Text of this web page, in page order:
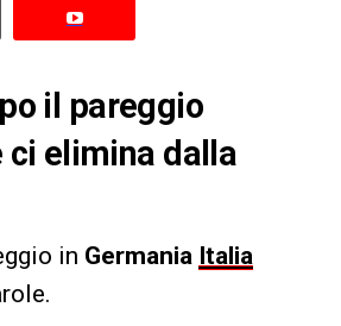
il pareggio
ci elimina dalla
in Germania Italia